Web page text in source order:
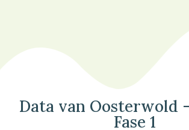
Data van Oosterwold
Fase 1